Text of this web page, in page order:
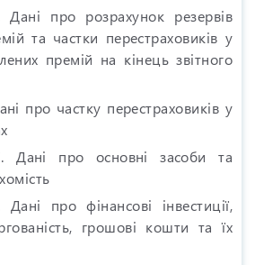
про розрахунок резервів
та частки перестраховиків у
премій на кінець звітного
про частку перестраховиків у
Дані про основні засоби та
про фінансові інвестиції,
грошові кошти та їх